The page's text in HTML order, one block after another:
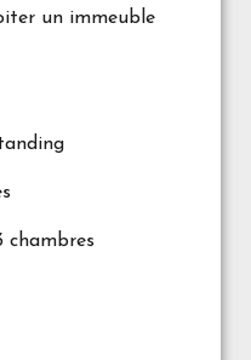
un immeuble